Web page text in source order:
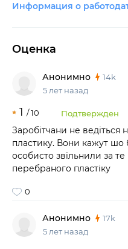
Информация о
Оценка
Анонимно
14k
5 лет назад
1 /10 Подтвержден
Заробітчани не ведіться
пластику. Вони кажут шо
особисто звільнили за
перебраного пластіку
0
Анонимно
17k
5 лет назад